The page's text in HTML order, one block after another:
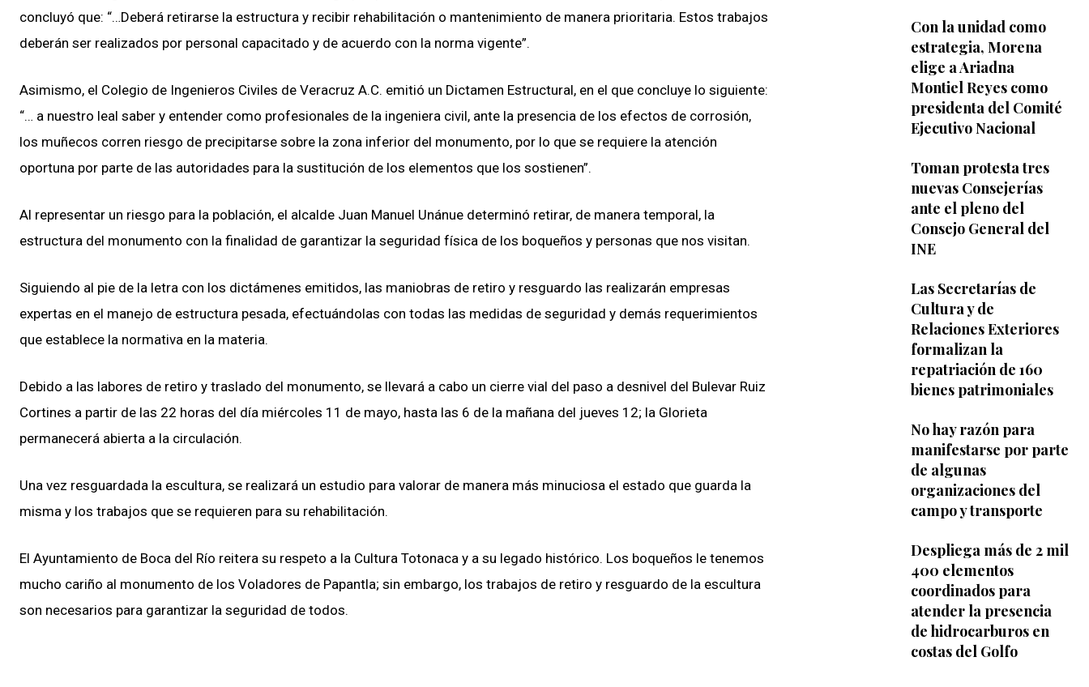
concluyó que: “…Deberá retirarse la estructura y recibir rehabilitación o mantenimiento de manera prioritaria. Estos trabajos
deberán ser realizados por personal capacitado y de acuerdo con la norma vigente”.
Asimismo, el Colegio de Ingenieros Civiles de Veracruz A.C. emitió un Dictamen Estructural, en el que concluye lo siguiente:
“… a nuestro leal saber y entender como profesionales de la ingeniera civil, ante la presencia de los efectos de corrosión,
los muñecos corren riesgo de precipitarse sobre la zona inferior del monumento, por lo que se requiere la atención
oportuna por parte de las autoridades para la sustitución de los elementos que los sostienen”.
Al representar un riesgo para la población, el alcalde Juan Manuel Unánue determinó retirar, de manera temporal, la
estructura del monumento con la finalidad de garantizar la seguridad física de los boqueños y personas que nos visitan.
Siguiendo al pie de la letra con los dictámenes emitidos, las maniobras de retiro y resguardo las realizarán empresas
expertas en el manejo de estructura pesada, efectuándolas con todas las medidas de seguridad y demás requerimientos
que establece la normativa en la materia.
Debido a las labores de retiro y traslado del monumento, se llevará a cabo un cierre vial del paso a desnivel del Bulevar Ruiz
Cortines a partir de las 22 horas del día miércoles 11 de mayo, hasta las 6 de la mañana del jueves 12; la Glorieta
permanecerá abierta a la circulación.
Una vez resguardada la escultura, se realizará un estudio para valorar de manera más minuciosa el estado que guarda la
misma y los trabajos que se requieren para su rehabilitación.
El Ayuntamiento de Boca del Río reitera su respeto a la Cultura Totonaca y a su legado histórico. Los boqueños le tenemos
mucho cariño al monumento de los Voladores de Papantla; sin embargo, los trabajos de retiro y resguardo de la escultura
son necesarios para garantizar la seguridad de todos.
Con la unidad como
estrategia, Morena
elige a Ariadna
Montiel Reyes como
presidenta del Comité
Ejecutivo Nacional
Toman protesta tres
nuevas Consejerías
ante el pleno del
Consejo General del
INE
Las Secretarías de
Cultura y de
Relaciones Exteriores
formalizan la
repatriación de 160
bienes patrimoniales
No hay razón para
manifestarse por parte
de algunas
organizaciones del
campo y transporte
Despliega más de 2 mil
400 elementos
coordinados para
atender la presencia
de hidrocarburos en
costas del Golfo